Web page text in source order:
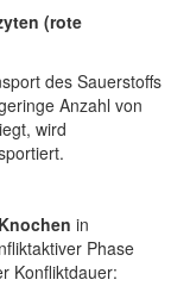
(rote
des Sauerstoffs
Anzahl von
wird
in
Phase
Konfliktdauer: